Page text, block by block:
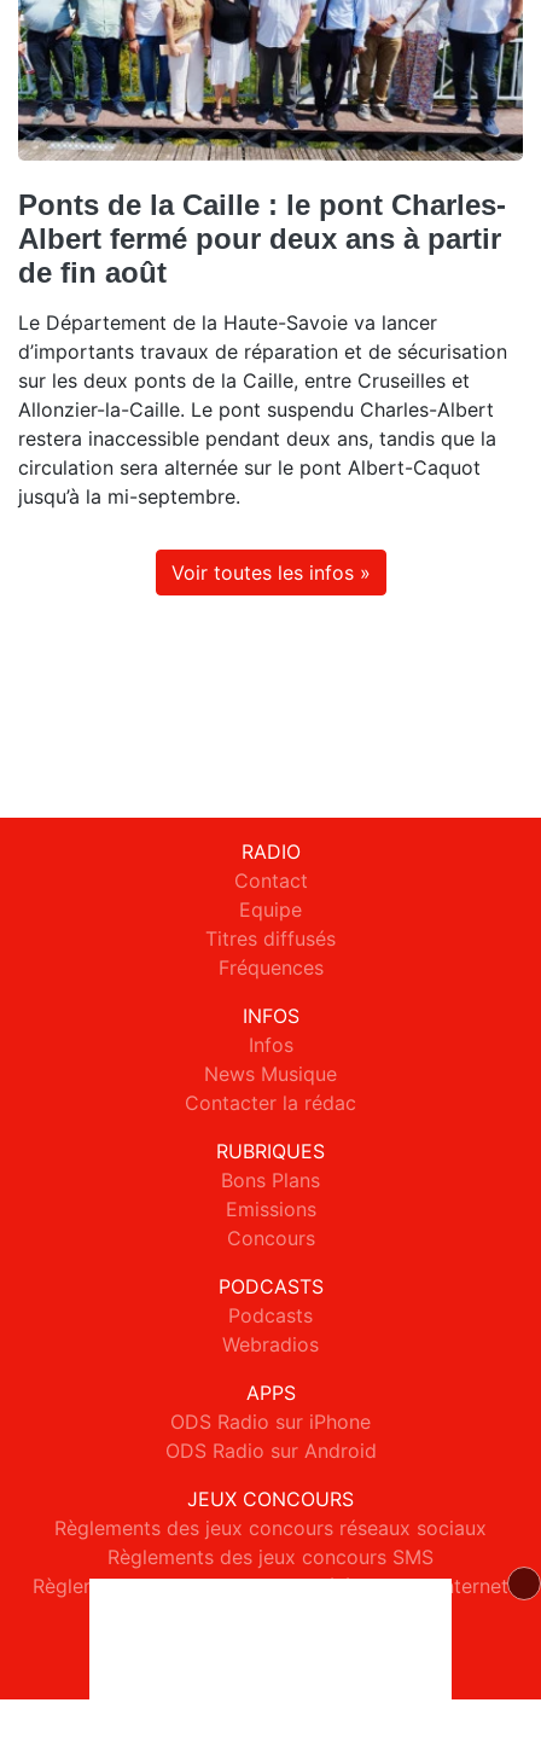
Ponts de la Caille : le pont Charles-
Albert fermé pour deux ans à partir
de fin août
Le Département de la Haute-Savoie va lancer
d’importants travaux de réparation et de sécurisation
sur les deux ponts de la Caille, entre Cruseilles et
Allonzier-la-Caille. Le pont suspendu Charles-Albert
restera inaccessible pendant deux ans, tandis que la
circulation sera alternée sur le pont Albert-Caquot
jusqu’à la mi-septembre.
Voir toutes les infos »
RADIO
Contact
Equipe
Titres diffusés
Fréquences
INFOS
Infos
News Musique
Contacter la rédac
RUBRIQUES
Bons Plans
Emissions
Concours
PODCASTS
Podcasts
Webradios
APPS
ODS Radio sur iPhone
ODS Radio sur Android
JEUX CONCOURS
Règlements des jeux concours réseaux sociaux
Règlements des jeux concours SMS
Règlements des jeux concours téléphone et internet